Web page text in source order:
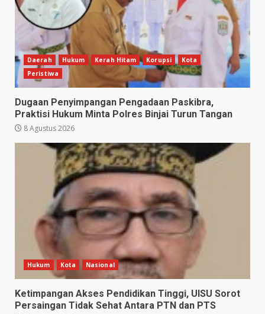
Daerah Hukum Kerah Hitam Korupsi
Kota
Peristiwa
Dugaan Penyimpangan Pengadaan Paskibra,
Praktisi Hukum Minta Polres Binjai Turun Tangan
8 Agustus 2026
Hukum Kota Nasional
Ketimpangan Akses Pendidikan Tinggi, UISU Sorot
Persaingan Tidak Sehat Antara PTN dan PTS